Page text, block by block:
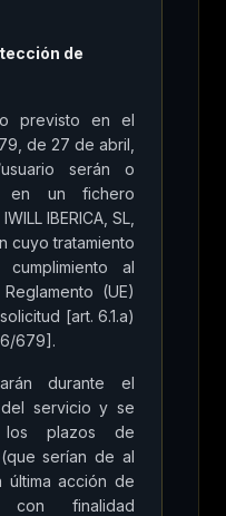
de
previsto en el
de 27 de abril,
serán o
en un fichero
IBERICA, SL,
cuyo tratamiento
al
(UE)
[art. 6.1.a)
679].
durante el
servicio y se
los plazos de
serían de al
última acción de
con finalidad